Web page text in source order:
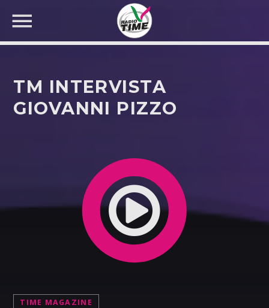
TM INTERVISTA
GIOVANNI PIZZO
TIME MAGAZINE